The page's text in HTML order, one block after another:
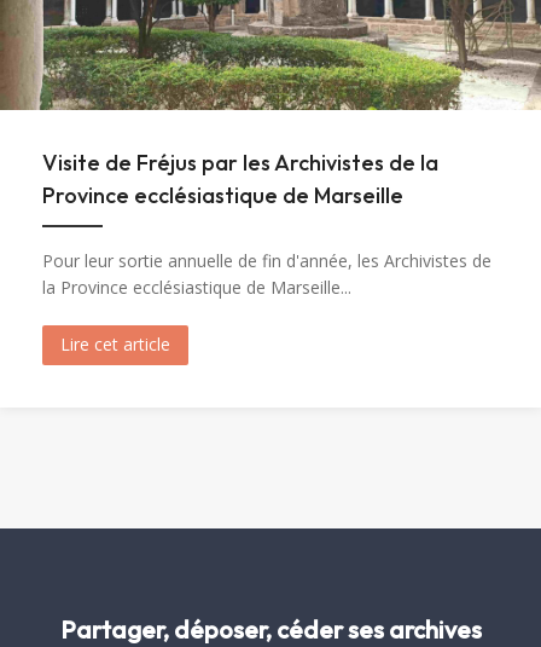
Visite de Fréjus par les Archivistes de la
Province ecclésiastique de Marseille
Pour leur sortie annuelle de fin d'année, les Archivistes de
la Province ecclésiastique de Marseille...
Lire cet article
Partager, déposer, céder ses archives